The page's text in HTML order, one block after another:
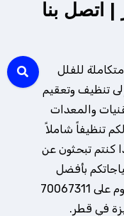
اتصل بنا
للفلل
تنظيف وتعقيم
والمعدات
تنظيفاً شاملاً
كنتم تبحثون عن
بأفضل
الأسعار، لا تترددوا في الاتصال بنا اليوم على 70067311
في قطر.